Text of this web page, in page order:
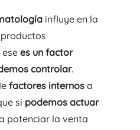
influye en la
es un factor
controlar.
factores internosa
si podemos actuar
potenciar la venta